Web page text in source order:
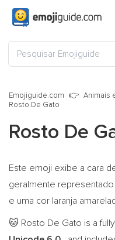
Emojiguide.com Animais
Rosto De Gato
Rosto De
Este emoji exibe a cara
geralmente
e uma cor laranja
🐱 Rosto De Gato is a